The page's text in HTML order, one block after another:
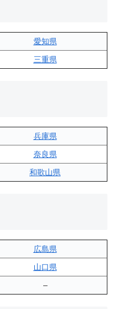
愛知県
三重県
兵庫県
奈良県
和歌山県
広島県
山口県
–